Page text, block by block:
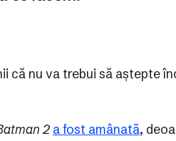
că nu va trebui să aștepte
2 a fost amânată,